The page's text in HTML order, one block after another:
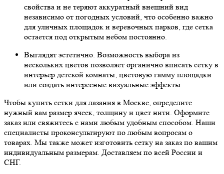
свойства и не теряют аккуратный внешний вид
независимо от погодных условий, что особенно важно
для уличных площадок и веревочных парков, где сетка
остается под открытым небом постоянно.
Выглядят эстетично. Возможность выбора из
нескольких цветов позволяет органично вписать сетку в
интерьер детской комнаты, цветовую гамму площадки
или создать интересные визуальные эффекты.
Чтобы купить сетки для лазания в Москве, определите
нужный вам размер ячеек, толщину и цвет нити. Оформите
заказ или свяжитесь с нами любым удобным способом. Наши
специалисты проконсультируют по любым вопросам о
товарах. Мы также может изготовить сетку на заказ по вашим
индивидуальным размерам. Доставляем по всей России и
СНГ.